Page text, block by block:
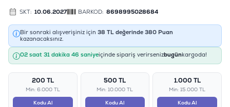
SKT: 10.06.2027 BARKOD: 8698995028684
Bir sonraki alışverişiniz için 38 TL değerinde 380 Puan
kazanacaksınız.
02 saat 31 dakika 46 saniyeiçinde sipariş verirsenizbugünkargoda!
200 TL
Min: 6.000 TL
Kodu Al
500 TL
Min: 10.000 TL
Kodu Al
1.000 TL
Min: 15.000 TL
Kodu Al